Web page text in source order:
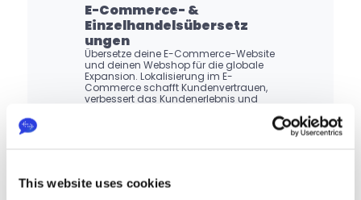
This website uses cookies
E-Commerce- &
Einzelhandelsübersetz
ungen
Übersetze deine E-Commerce-Website
und deinen Webshop für die globale
Expansion. Lokalisierung im E-
Commerce schafft Kundenvertrauen,
verbessert das Kundenerlebnis und
sich befinden.